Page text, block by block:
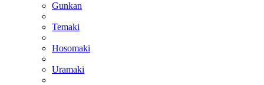
Gunkan
Temaki
Hosomaki
Uramaki